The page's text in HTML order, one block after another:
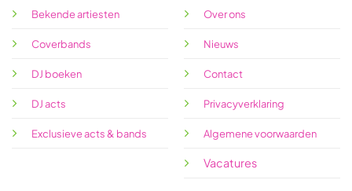
Bekende artiesten
Coverbands
DJ boeken
DJ acts
Exclusieve acts & bands
Over ons
Nieuws
Contact
Privacyverklaring
Algemene voorwaarden
Vacatures